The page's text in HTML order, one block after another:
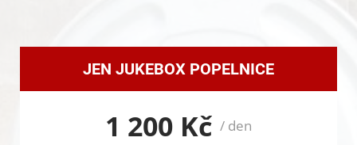
JEN JUKEBOX POPELNICE
1 200 Kč / den